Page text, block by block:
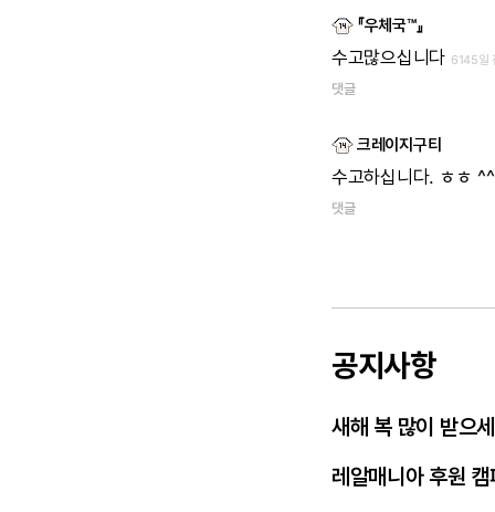
『우체국™』
수고많으십니다 6145일
댓글
크레이지구티
수고하십니다. ㅎㅎ
댓글
공지사항
새해 복 많이 받으
레알매니아 후원